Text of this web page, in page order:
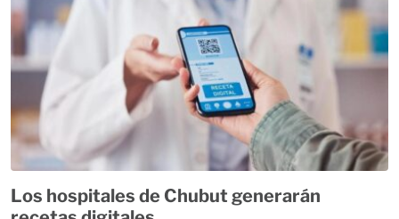
Los hospitales de Chubut generarán